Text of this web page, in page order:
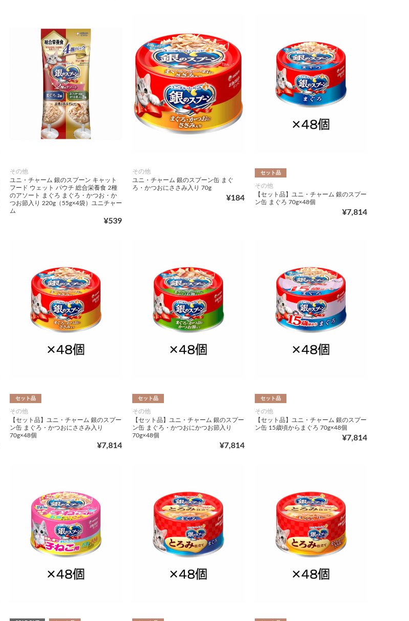
その他
ユニ・チャーム 銀のスプーン キャット
フード ウェット パウチ 総合栄養食 2種
のアソート まぐろ まぐろ・かつお・か
つお節入り 220g（55g×4袋）ユニチャー
ム
¥539
その他
ユニ・チャーム 銀のスプーン缶 まぐ
ろ・かつおにささみ入り 70g
¥184
セット品
その他
【セット品】ユニ・チャーム 銀のスプー
ン缶 まぐろ 70g×48個
¥7,814
セット品
その他
【セット品】ユニ・チャーム 銀のスプー
ン缶 まぐろ・かつおにささみ入り
70g×48個
¥7,814
セット品
その他
【セット品】ユニ・チャーム 銀のスプー
ン缶 まぐろ・かつおにかつお節入り
70g×48個
¥7,814
セット品
その他
【セット品】ユニ・チャーム 銀のスプー
ン缶 15歳頃からまぐろ 70g×48個
¥7,814